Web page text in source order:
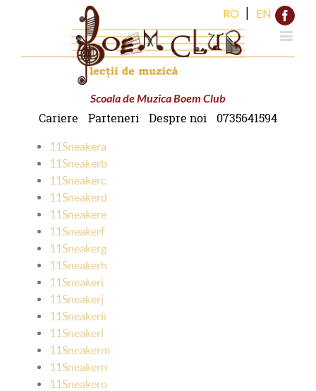
Scoala de Muzica Boem Club
RO EN
Cariere Parteneri Despre noi 0735641594
11Sneakera
11Sneakerb
11Sneakerc
11Sneakerd
11Sneakere
11Sneakerf
11Sneakerg
11Sneakerh
11Sneakeri
11Sneakerj
11Sneakerk
11Sneakerl
11Sneakerm
11Sneakern
11Sneakero